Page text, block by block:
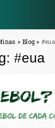
>Blog > #eua
#eua